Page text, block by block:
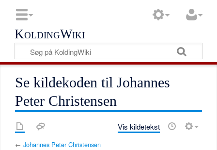
KoldingWiki
Se kildekoden til Johannes
Peter Christensen
Vis kildetekst
←Johannes Peter Christensen